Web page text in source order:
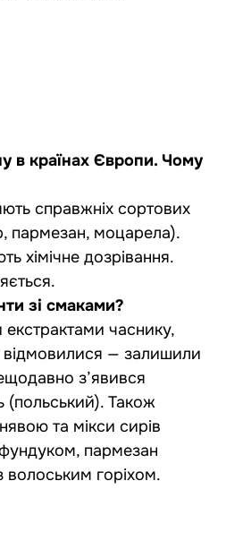
в країнах Європи. Чому
справжніх сортових
пармезан, моцарела).
хімічне дозрівання.
зі смаками?
екстрактами часнику,
— залишили
з’явився
(польський). Також
та мікси сирів
фундуком, пармезан
волоським горіхом.